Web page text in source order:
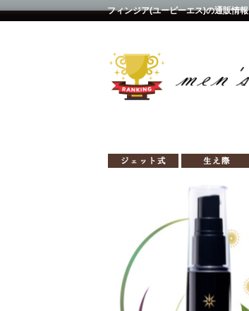
フィンジア(ユーピーエス)の通販情報